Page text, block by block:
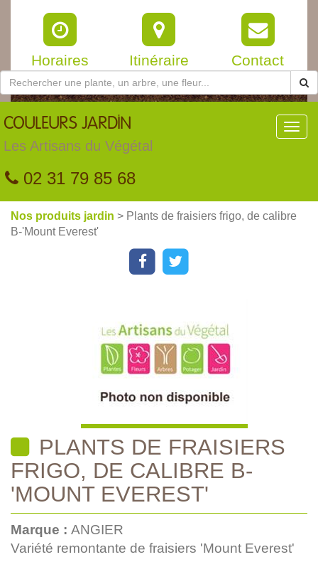
Horaires Itinéraire Contact
COULEURS JARDIN
Les Artisans du Végétal
02 31 79 85 68
Nos produits jardin > Plants de fraisiers frigo, de calibre
B-'Mount Everest'
PLANTS DE FRAISIERS
FRIGO, DE CALIBRE B-
'MOUNT EVEREST'
Marque : ANGIER
Variété remontante de fraisiers 'Mount Everest'